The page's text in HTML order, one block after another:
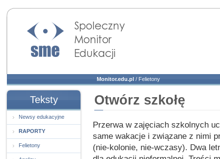
Społeczny Monitor
Edukacji
Monitor.edu.pl / Felietony
Teksty
Newsy edukacyjne
RAPORTY
Felietony
Otwórz szkołę
Przerwa w zajęciach szkolnych
same wakacje i związane z nimi
(nie-kolonie, nie-wczasy). Dwa